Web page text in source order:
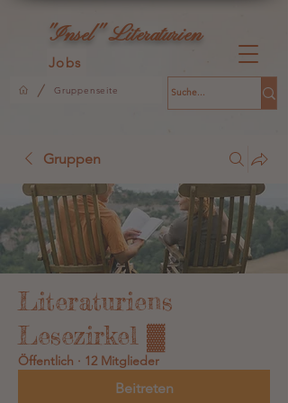
"Insel"Literaturien
/ Gruppenseite
Jobs
Gruppen
Literaturiens
Lesezirkel ▓
Öffentlich · 12 Mitglieder
Beitreten